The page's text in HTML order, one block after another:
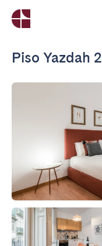
Piso Yazdah 2